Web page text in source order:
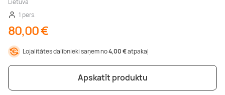
Lietuva
1 pers.
80,00 €
Lojalitātes dalībnieki saņem no4,00 €atpakaļ
Apskatīt produktu